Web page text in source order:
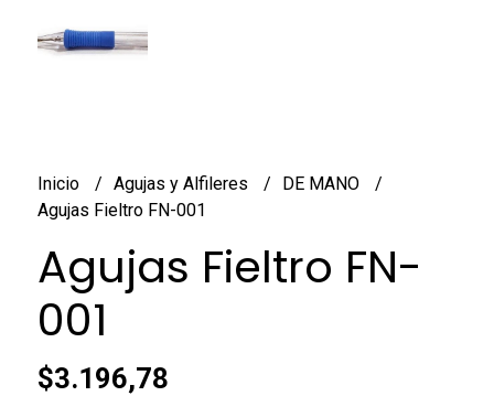
Inicio Agujas y Alfileres
DE MANO
Agujas Fieltro FN-001
Agujas Fieltro FN-
001
$3.196,78